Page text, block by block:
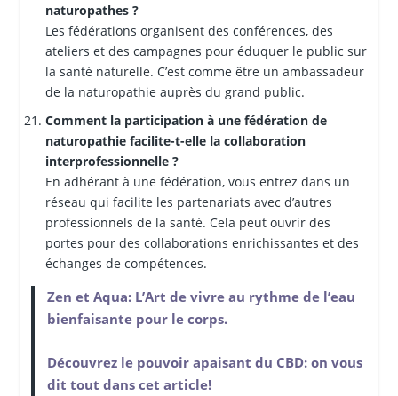
naturopathes ?
Les fédérations organisent des conférences, des
ateliers et des campagnes pour éduquer le public sur
la santé naturelle. C’est comme être un ambassadeur
de la naturopathie auprès du grand public.
Comment la participation à une fédération de
naturopathie facilite-t-elle la collaboration
interprofessionnelle ?
En adhérant à une fédération, vous entrez dans un
réseau qui facilite les partenariats avec d’autres
professionnels de la santé. Cela peut ouvrir des
portes pour des collaborations enrichissantes et des
échanges de compétences.
Zen et Aqua: L’Art de vivre au rythme de l’eau
bienfaisante pour le corps.
Découvrez le pouvoir apaisant du CBD: on vous
dit tout dans cet article!